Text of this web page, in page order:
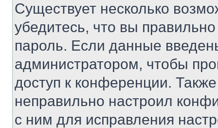
Существует несколько
убедитесь, что вы
пароль. Если данные
администратором, чтобы
доступ к конференции.
неправильно настроил
с ним для исправления